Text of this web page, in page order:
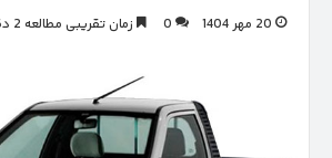
20 مهر 1404 0 زمان تقریبی مطالعه 2 دقیقه